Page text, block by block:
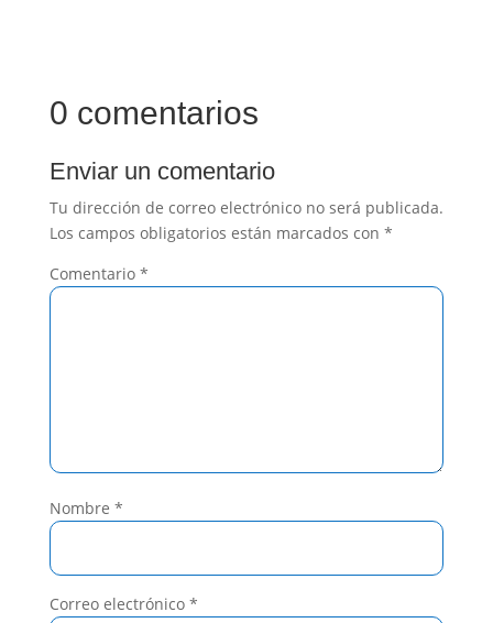
0 comentarios
Enviar un comentario
Tu dirección de correo electrónico no será publicada.
Los campos obligatorios están marcados con *
Comentario *
Nombre *
Correo electrónico *